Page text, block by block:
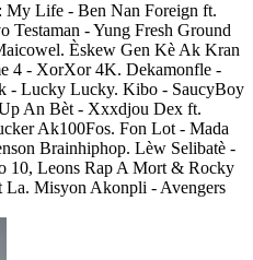
My Life - Ben Nan Foreign ft.
Testaman - Yung Fresh Ground
Èskew Gen Kè Ak Kran
4 - XorXor 4K. Dekamonfle -
- Lucky Lucky. Kibo - SaucyBoy
An Bèt - Xxxdjou Dex ft.
Ak100Fos. Fon Lot - Mada
Brainhiphop. Lèw Selibatè -
10, Leons Rap A Mort & Rocky
La. Misyon Akonpli - Avengers